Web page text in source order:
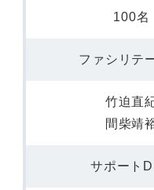
100名
ファシリテ
竹迫直
間柴靖
サポート